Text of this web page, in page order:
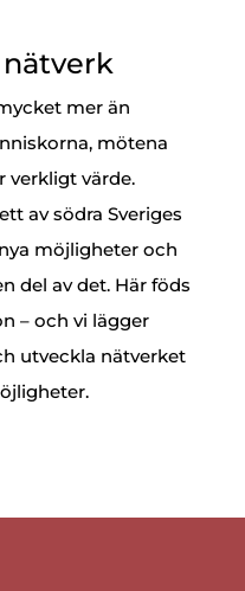
mer än
mötena
verkligt värde.
av södra Sveriges
möjligheter och
del av det. Här föds
– och vi lägger
utveckla nätverket